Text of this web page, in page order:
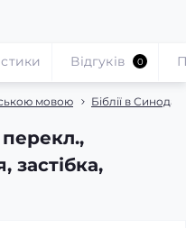
мовою Біблії в
застібка,
Відгуків 0